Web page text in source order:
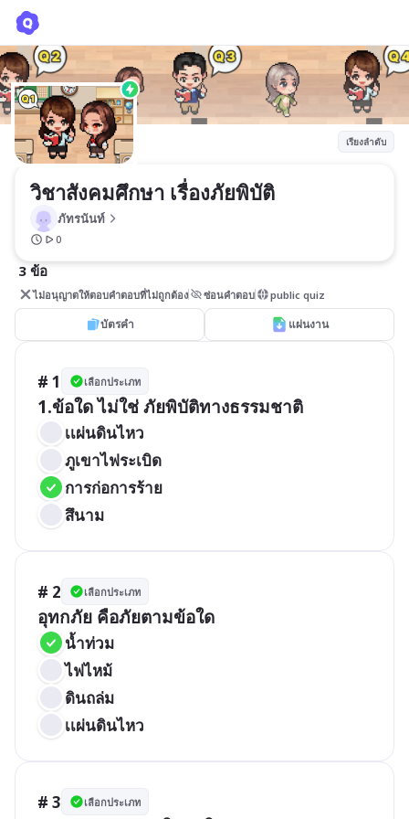
เรียงลำดับ
วิชาสังคมศึกษา เรื่องภัยพิบัติ
ภัทรนันท์
0
3 ข้อ
ไม่อนุญาตให้ตอบคำตอบที่ไม่ถูกต้อง ซ่อนคำตอบ public quiz
บัตรคำ แผ่นงาน
# 1 เลือกประเภท
1.ข้อใด ไม่ใช่ ภัยพิบัติทางธรรมชาติ
เเผ่นดินไหว
ภูเขาไฟระเบิด
การก่อการร้าย
สึนาม
# 2 เลือกประเภท
อุทกภัย คือภัยตามข้อใด
น้ำท่วม
ไฟไหม้
ดินถล่ม
เเผ่นดินไหว
# 3 เลือกประเภท